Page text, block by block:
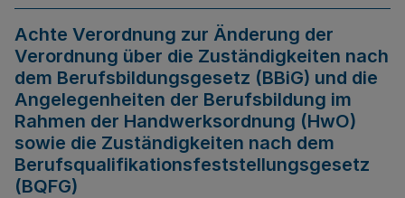
Achte Verordnung zur Änderung der
Verordnung über die Zuständigkeiten nach
dem Berufsbildungsgesetz (BBiG) und die
Angelegenheiten der Berufsbildung im
Rahmen der Handwerksordnung (HwO)
sowie die Zuständigkeiten nach dem
Berufsqualifikationsfeststellungsgesetz
(BQFG)